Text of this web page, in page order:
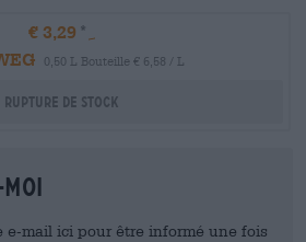
€ 3,29
0,50 L Bouteille € 6,58 / L
Rupture de stock
e-mail ici pour être informé une fois